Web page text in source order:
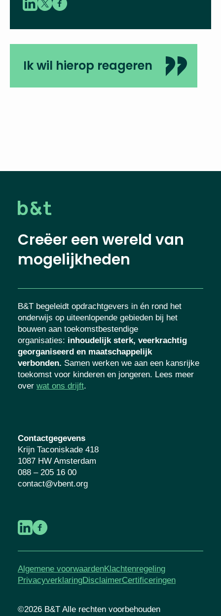
Ik wil hierop reageren
Creëer een wereld van
mogelijkheden
B&T begeleidt opdrachtgevers in én rond het
onderwijs op uiteenlopende gebieden bij het
bouwen aan toekomstbestendige
organisaties: inhoudelijk sterk, veerkrachtig
georganiseerd en maatschappelijk
verbonden. Samen werken we aan een kansrijke
toekomst voor kinderen en jongeren. Lees meer
over wat ons drijft.
Contactgegevens
Krijn Taconiskade 418
1087 HW Amsterdam
088 – 205 16 00
contact@vbent.org
Algemene voorwaardenKlachtenregeling
PrivacyverklaringDisclaimerCertificeringen
©2026 B&T Alle rechten voorbehouden